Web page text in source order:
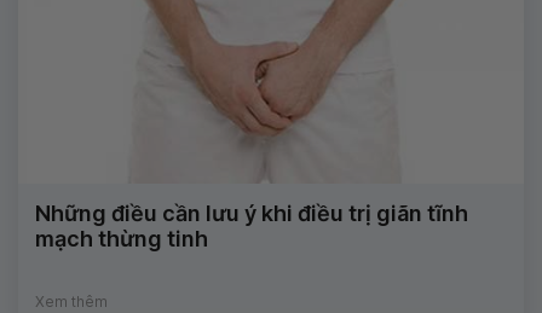
Những điều cần lưu ý khi điều trị giãn tĩnh
mạch thừng tinh
Xem thêm